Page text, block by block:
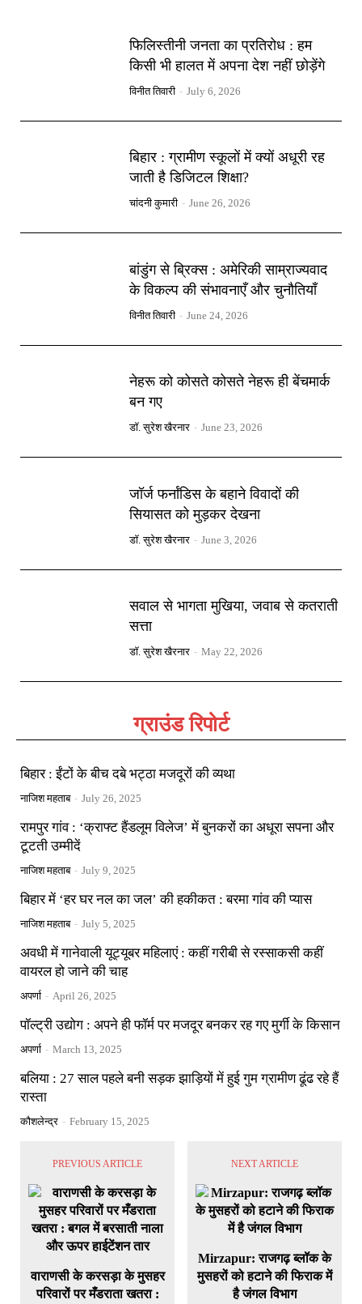
फिलिस्तीनी जनता का प्रतिरोध : हम
किसी भी हालत में अपना देश नहीं छोड़ेंगे
विनीत तिवारी - July 6, 2026
बिहार : ग्रामीण स्कूलों में क्यों अधूरी रह
जाती है डिजिटल शिक्षा?
चांदनी कुमारी - June 26, 2026
बांडुंग से ब्रिक्स : अमेरिकी साम्राज्यवाद
के विकल्प की संभावनाएँ और चुनौतियाँ
विनीत तिवारी - June 24, 2026
नेहरू को कोसते कोसते नेहरू ही बेंचमार्क
बन गए
डॉ. सुरेश खैरनार - June 23, 2026
जॉर्ज फर्नांडिस के बहाने विवादों की
सियासत को मुड़कर देखना
डॉ. सुरेश खैरनार - June 3, 2026
सवाल से भागता मुखिया, जवाब से कतराती
सत्ता
डॉ. सुरेश खैरनार - May 22, 2026
ग्राउंड रिपोर्ट
बिहार : ईंटों के बीच दबे भट्ठा मजदूरों की व्यथा
नाजिश महताब - July 26, 2025
रामपुर गांव : ‘क्राफ्ट हैंडलूम विलेज’ में बुनकरों का अधूरा सपना और
टूटती उम्मीदें
नाजिश महताब - July 9, 2025
बिहार में ‘हर घर नल का जल’ की हकीकत : बरमा गांव की प्यास
नाजिश महताब - July 5, 2025
अवधी में गानेवाली यूट्यूबर महिलाएं : कहीं गरीबी से रस्साकसी कहीं
वायरल हो जाने की चाह
अपर्णा - April 26, 2025
पॉल्ट्री उद्योग : अपने ही फॉर्म पर मजदूर बनकर रह गए मुर्गी के किसान
अपर्णा - March 13, 2025
बलिया : 27 साल पहले बनी सड़क झाड़ियों में हुई गुम ग्रामीण ढूंढ रहे हैं
रास्ता
कौशलेन्द्र - February 15, 2025
PREVIOUS ARTICLE
वाराणसी के करसड़ा के मुसहर
परिवारों पर मँडराता खतरा :
NEXT ARTICLE
Mirzapur: राजगढ़ ब्लॉक के
मुसहरों को हटाने की फिराक में
है जंगल विभाग